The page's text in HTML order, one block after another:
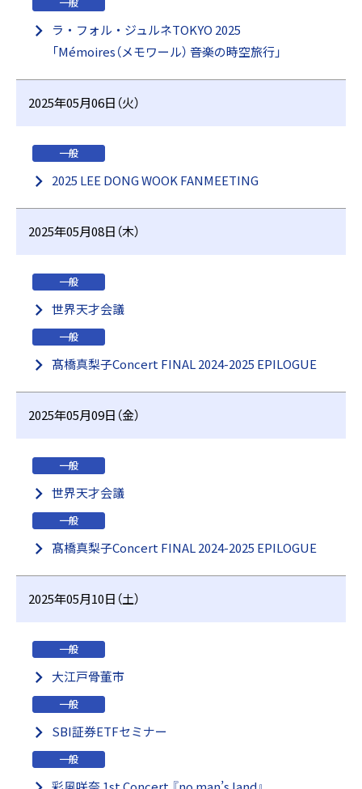
ラ・フォル・ジュルネTOKYO 2025
「Mémoires（メモワール） ――音楽の時空旅行」
2025年05月06日（火）
一般
2025 LEE DONG WOOK FANMEETING
2025年05月08日（木）
一般
世界天才会議
一般
髙橋真梨子Concert FINAL 2024-2025 EPILOGUE
2025年05月09日（金）
一般
世界天才会議
一般
髙橋真梨子Concert FINAL 2024-2025 EPILOGUE
2025年05月10日（土）
一般
大江戸骨董市
一般
SBI証券ETFセミナー
一般